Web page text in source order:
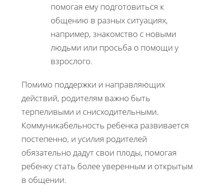
помогая ему подготовиться к
общению в разных ситуациях,
например, знакомство с новыми
людьми или просьба о помощи у
взрослого.
Помимо поддержки и направляющих
действий, родителям важно быть
терпеливыми и снисходительными.
Коммуникабельность ребенка развивается
постепенно, и усилия родителей
обязательно дадут свои плоды, помогая
ребенку стать более уверенным и открытым
в общении.